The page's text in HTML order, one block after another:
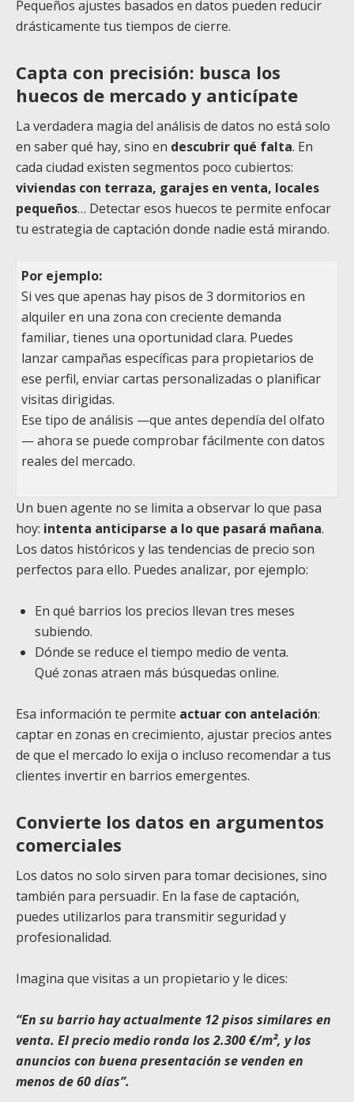
Pequeños ajustes basados en datos pueden reducir
drásticamente tus tiempos de cierre.
Capta con precisión: busca los
huecos de mercado y anticípate
La verdadera magia del análisis de datos no está solo
en saber qué hay, sino en descubrir qué falta. En
cada ciudad existen segmentos poco cubiertos:
viviendas con terraza, garajes en venta, locales
pequeños… Detectar esos huecos te permite enfocar
tu estrategia de captación donde nadie está mirando.
Por ejemplo:
Si ves que apenas hay pisos de 3 dormitorios en
alquiler en una zona con creciente demanda
familiar, tienes una oportunidad clara. Puedes
lanzar campañas específicas para propietarios de
ese perfil, enviar cartas personalizadas o planificar
visitas dirigidas.
Ese tipo de análisis —que antes dependía del olfato
— ahora se puede comprobar fácilmente con datos
reales del mercado.
Un buen agente no se limita a observar lo que pasa
hoy: intenta anticiparse a lo que pasará mañana.
Los datos históricos y las tendencias de precio son
perfectos para ello. Puedes analizar, por ejemplo:
En qué barrios los precios llevan tres meses
subiendo.
Dónde se reduce el tiempo medio de venta.
Qué zonas atraen más búsquedas online.
Esa información te permite actuar con antelación:
captar en zonas en crecimiento, ajustar precios antes
de que el mercado lo exija o incluso recomendar a tus
clientes invertir en barrios emergentes.
Convierte los datos en argumentos
comerciales
Los datos no solo sirven para tomar decisiones, sino
también para persuadir. En la fase de captación,
puedes utilizarlos para transmitir seguridad y
profesionalidad.
Imagina que visitas a un propietario y le dices:
“En su barrio hay actualmente 12 pisos similares en
venta. El precio medio ronda los 2.300 €/m², y los
anuncios con buena presentación se venden en
menos de 60 días”.